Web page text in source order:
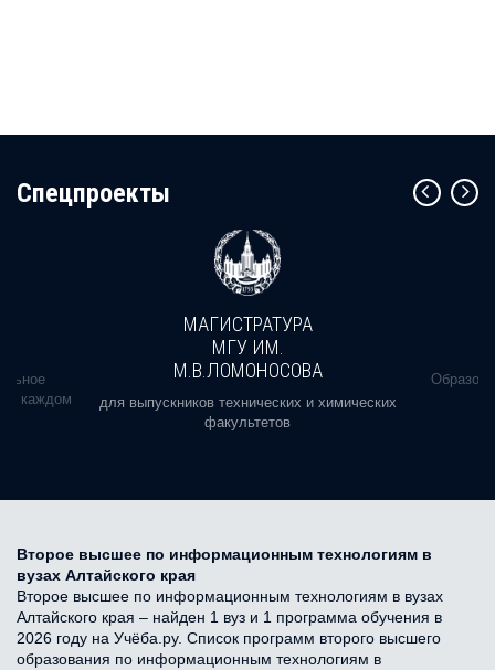
Cпецпроекты
в каждом
МАГИСТРАТУРА
МГУ ИМ.
М.В.ЛОМОНОСОВА
для выпускников технических и химических
факультетов
Второе высшее по информационным технологиям в
вузах Алтайского края
Второе высшее по информационным технологиям в вузах
Алтайского края – найден 1 вуз и 1 программа обучения в
2026 году на Учёба.ру. Список программ второго высшего
образования по информационным технологиям в